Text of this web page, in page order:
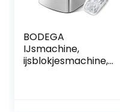
BODEGA
IJsmachine,
ijsblokjesmachine,